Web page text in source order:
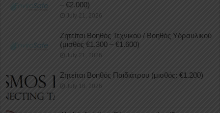
– €2.000)
July 21, 2026
Ζητείται Βοηθός Τεχνικού / Βοηθός Υδραυλικού
(μισθός €1.300 – €1.600)
July 21, 2026
Ζητείται Βοηθός Παιδιάτρου (μισθός: €1.200)
July 18, 2026